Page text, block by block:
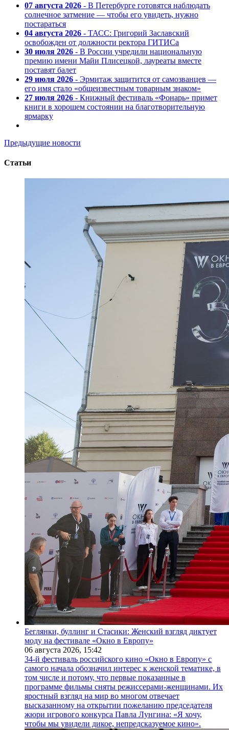
07 августа 2026 - В Петербурге готовятся наблюдать
солнечное затмение — чтобы его увидеть, нужно
постараться
04 августа 2026 - ТАСС: Григорий Заславский
освобожден от должности ректора ГИТИСа
30 июля 2026 - В России учредили национальную
премию имени Майи Плисецкой, лауреаты вместе
поставят балет
29 июля 2026 - Эрмитаж защитится от самозванцев —
его имя стало «общеизвестным товарным знаком»
27 июля 2026 - Книжный фестиваль «Фонарь» примет
книги в хорошем состоянии на благотворительную
ярмарку
Предыдущие новости
Статьи
Беглянки, буллинг и Стасики: Женский взгляд диктует
моду на фестивале «Окно в Европу»
06 августа 2026, 15:42
34-й фестиваль российского кино «Окно в Европу» с
самого начала обозначил интерес к женской тематике, в
том числе и потому, что первые показанные в
программе фильмы сняты режиссерами-женщинами. Их
яростный взгляд на мир во многом отвечает
высказанному на открытии пожеланию председателя
жюри игрового конкурса Павла Лунгина: «Я хочу,
чтобы мы увидели дикое, непредсказуемое кино».